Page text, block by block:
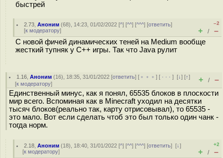
быстрей
2.73 ,Аноним (68), 14:23, 01/02/2022 [^] [^^] [^^^] [ответить]
[к модератору]
–2
+ / –
С новой фичей динамических теней на Medium вообще
жесткий тупняк у C++ игры. Так что Jаva рулит
1.16 ,Аноним (16), 18:35, 31/01/2022 [ответить] [ ﹢﹢﹢] [ · · ·][↓] [↑]
[к модератору] + / –
Единственный минус, как я понял, 65535 блоков в плоскости
мир всего. Вспоминая как в Minecraft уходил на десятки
тысяч блоков(реально так, карту отрисовывал), то 65535 -
это мало. Вот если сделать чтоб это был только один чанк -
тогда норм.
2.18 ,Аноним (18), 18:40, 31/01/2022 [^] [^^] [^^^] [ответить][↓]
[к модератору]
+2
+ / –